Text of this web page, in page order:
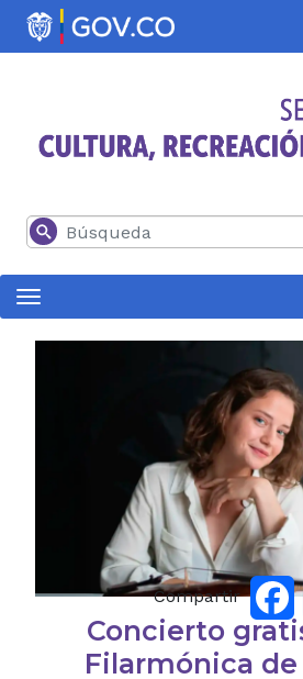
Pasar al contenido principal
Buscar
Compartir
Concierto
Filarmónica